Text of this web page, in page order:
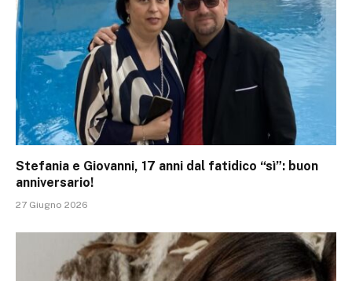
Stefania e Giovanni, 17 anni dal fatidico “sì”: buon
anniversario!
27 Giugno 2026